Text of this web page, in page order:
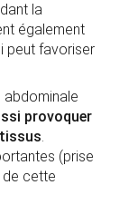
la
également
peut favoriser
abdominale
provoquer
.
(prise
de cette